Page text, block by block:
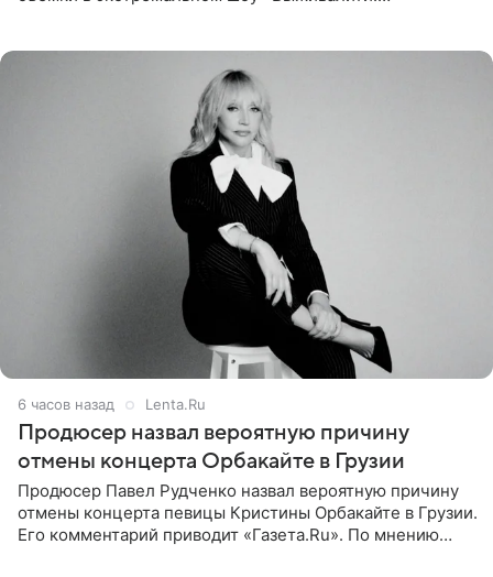
6 часов назад Lenta.Ru
Продюсер назвал вероятную причину
отмены концерта Орбакайте в Грузии
Продюсер Павел Рудченко назвал вероятную причину
отмены концерта певицы Кристины Орбакайте в Грузии.
Его комментарий приводит «Газета.Ru». По мнению